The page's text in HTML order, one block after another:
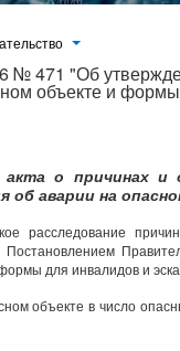
№ 471 "Об
объекте и
акта о причинах и
об аварии на
расследование
Постановлением
для инвалидов и
объекте в число